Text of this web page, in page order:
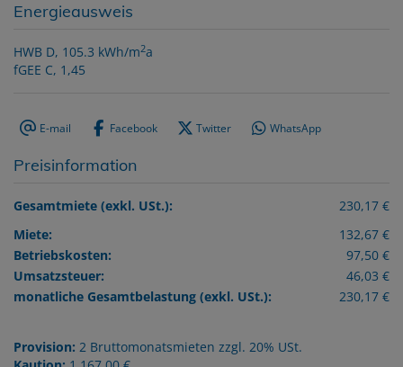
Energieausweis
HWB D, 105.3 kWh/m2a
fGEE C, 1,45
E-mail Facebook Twitter WhatsApp
Preisinformation
Gesamtmiete (exkl. USt.):
230,17 €
Miete:
132,67 €
Betriebskosten:
97,50 €
Umsatzsteuer:
46,03 €
monatliche Gesamtbelastung (exkl. USt.):
230,17 €
Provision: 2 Bruttomonatsmieten zzgl. 20% USt.